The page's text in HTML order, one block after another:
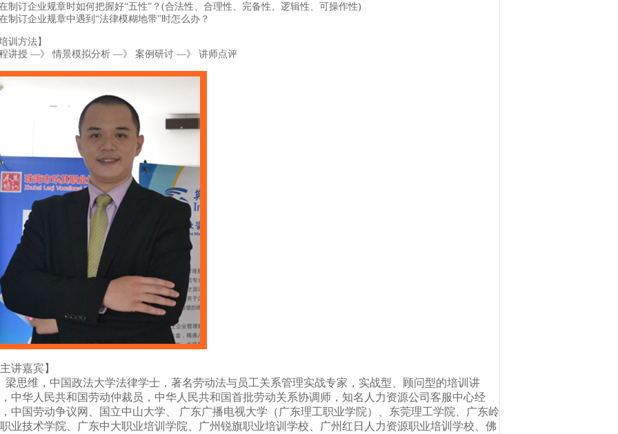
制订企业规章时如何把握好“五性”？(合法性、合理性、完备性、逻辑性、可操作性)
制订企业规章中遇到“法律模糊地带”时怎么办？
培训方法】
讲授 —》 情景模拟分析 —》 案例研讨 —》 讲师点评
主讲嘉宾】
思维，中国政法大学法律学士，著名劳动法与员工关系管理实战专家，实战型、顾问型的培训讲
中华人民共和国劳动仲裁员，中华人民共和国首批劳动关系协调师，知名人力资源公司客服中心经
中国劳动争议网、国立中山大学、 广东广播电视大学（广东理工职业学院）、东莞理工学院、广东岭
业技术学院、广东中大职业培训学院、广州锐旗职业培训学校、广州红日人力资源职业培训学校、佛